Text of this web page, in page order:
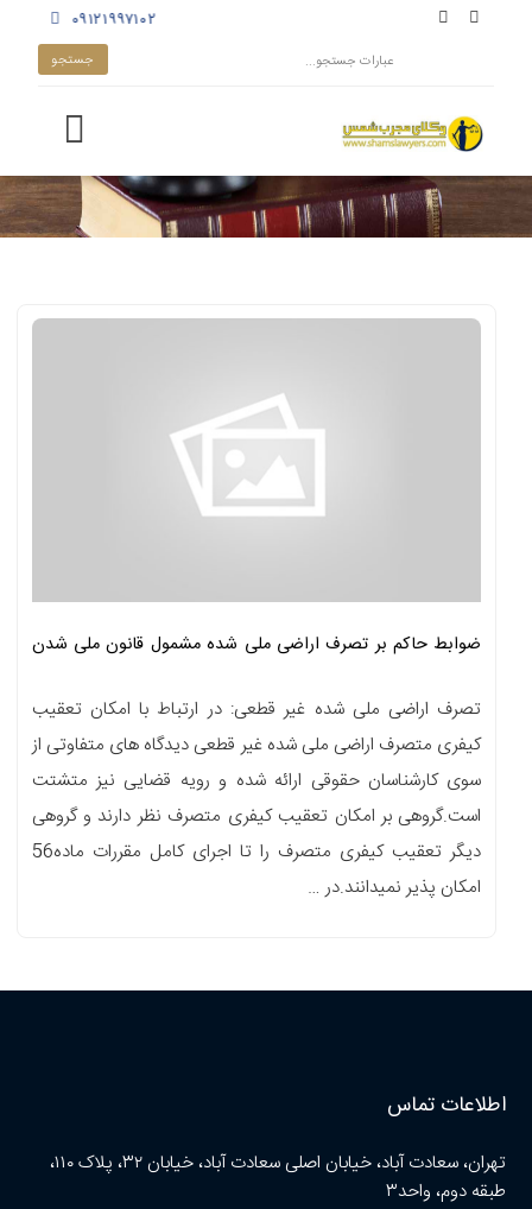
۰۹۱۲۱۹۹۷۱۰۲
ضوابط حاکم بر تصرف اراضی ملی شده مشمول قانون ملی شدن
جنگلها
تصرف اراضی ملی شده غیر قطعی: در ارتباط با امکان تعقیب
کیفری متصرف اراضی ملی شده غیر قطعی دیدگاه های متفاوتی از
سوی کارشناسان حقوقی ارائه شده و رویه قضایی نیز متشتت
است.گروهی بر امکان تعقیب کیفری متصرف نظر دارند و گروهی
دیگر تعقیب کیفری متصرف را تا اجرای کامل مقررات ماده56
امکان پذیر نمیدانند.در …
اطلاعات تماس
تهران، سعادت آباد، خیابان اصلی سعادت آباد، خیابان ۳۲، پلاک ۱۱۰،
طبقه دوم، واحد۳